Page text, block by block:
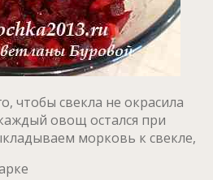
чтобы свекла не окрасила
овощ остался при
морковь к свекле,